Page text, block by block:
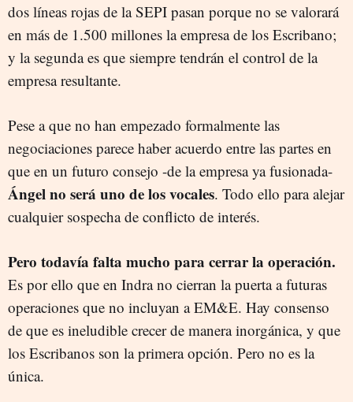
dos líneas rojas de la SEPI pasan porque no se valorará
en más de 1.500 millones la empresa de los Escribano;
y la segunda es que siempre tendrán el control de la
empresa resultante.
Pese a que no han empezado formalmente las
negociaciones parece haber acuerdo entre las partes en
que en un futuro consejo -de la empresa ya fusionada-
Ángel no será uno de los vocales. Todo ello para alejar
cualquier sospecha de conflicto de interés.
Pero todavía falta mucho para cerrar la operación.
Es por ello que en Indra no cierran la puerta a futuras
operaciones que no incluyan a EM&E. Hay consenso
de que es ineludible crecer de manera inorgánica, y que
los Escribanos son la primera opción. Pero no es la
única.